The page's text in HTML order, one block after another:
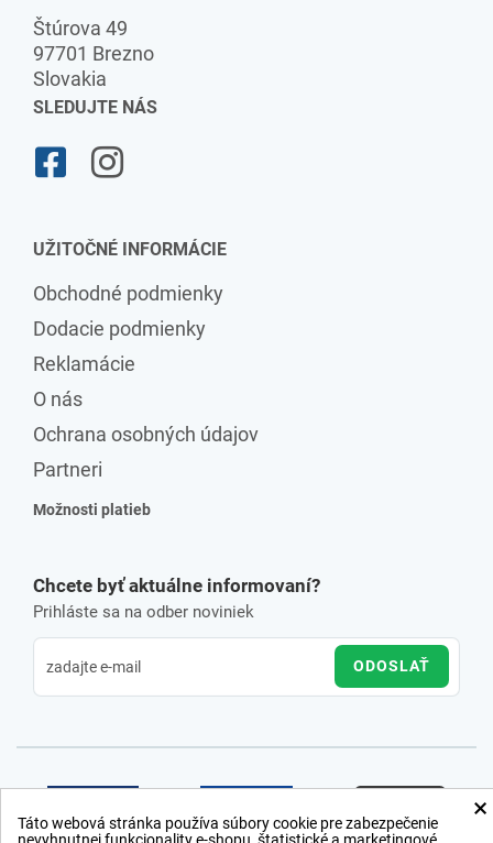
Štúrova 49
97701 Brezno
Slovakia
SLEDUJTE NÁS
UŽITOČNÉ INFORMÁCIE
Obchodné podmienky
Dodacie podmienky
Reklamácie
O nás
Ochrana osobných údajov
Partneri
Možnosti platieb
Chcete byť aktuálne informovaní?
Prihláste sa na odber noviniek
ODOSLAŤ
×
Táto webová stránka používa súbory cookie pre zabezpečenie
nevyhnutnej funkcionality e-shopu, štatistické a marketingové